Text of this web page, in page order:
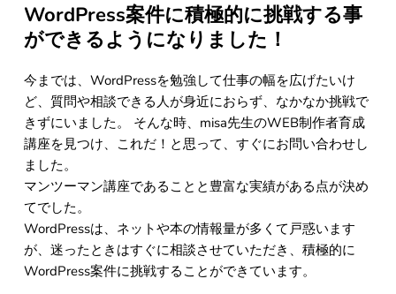
WordPress案件に積極的に挑戦する事
ができるようになりました！
今までは、WordPressを勉強して仕事の幅を広げたいけ
ど、質問や相談できる人が身近におらず、なかなか挑戦で
きずにいました。 そんな時、misa先生のWEB制作者育成
講座を見つけ、これだ！と思って、すぐにお問い合わせし
ました。
マンツーマン講座であることと豊富な実績がある点が決め
てでした。
WordPressは、ネットや本の情報量が多くて戸惑います
が、迷ったときはすぐに相談させていただき、積極的に
WordPress案件に挑戦することができています。